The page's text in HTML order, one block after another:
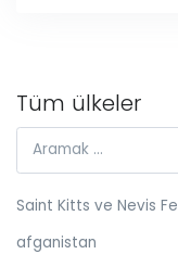
Tüm ülkeler
Saint Kitts ve Nevis
afganistan